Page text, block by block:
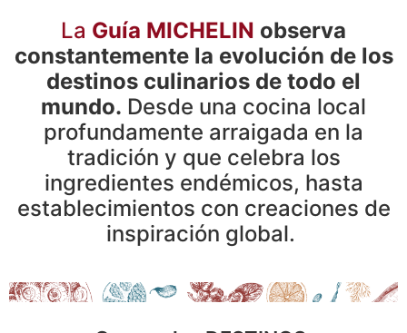
La Guía MICHELIN observa
constantemente la evolución de los
destinos culinarios de todo el
mundo. Desde una cocina local
profundamente arraigada en la
tradición y que celebra los
ingredientes endémicos, hasta
establecimientos con creaciones de
inspiración global.